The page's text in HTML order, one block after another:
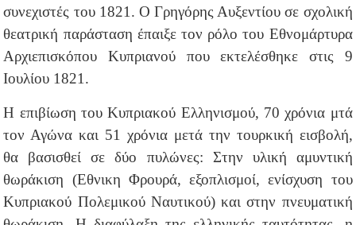
συνεχιστές του 1821. Ο Γρηγόρης Αυξεντίου σε σχολική
θεατρική παράσταση έπαιξε τον ρόλο του Εθνομάρτυρα
Αρχιεπισκόπου Κυπριανού που εκτελέσθηκε στις 9
Ιουλίου 1821.
Η επιβίωση του Κυπριακού Ελληνισμού, 70 χρόνια μτά
τον Αγώνα και 51 χρόνια μετά την τουρκική εισβολή,
θα βασισθεί σε δύο πυλώνες: Στην υλική αμυντική
θωράκιση (Εθνικη Φρουρά, εξοπλισμοί, ενίσχυση του
Κυπριακού Πολεμικού Ναυτικού) και στην πνευματική